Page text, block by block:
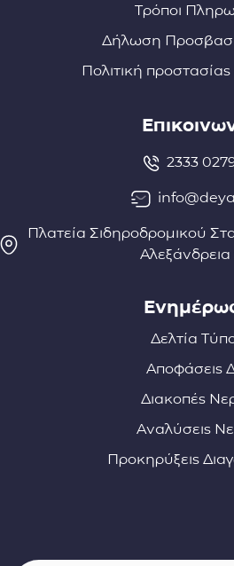
Τρόποι
Δήλωση
Πολιτική
2333
Πλατεία Σιδηροδρομικού
Δελτία
Αποφάσεις
Διακοπές
Αναλύσεις
Προκηρύξεις